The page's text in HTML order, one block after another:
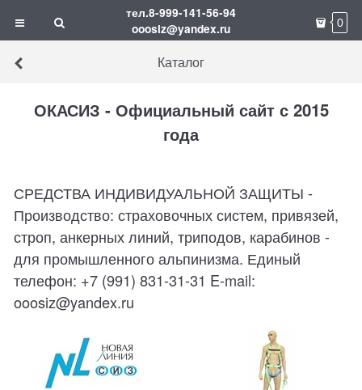
тел.8-999-141-56-94
ooosiz@yandex.ru
0
Каталог
ОКАСИЗ - Официальный сайт с 2015
года
СРЕДСТВА ИНДИВИДУАЛЬНОЙ ЗАЩИТЫ -
Производство: страховочных систем, привязей,
строп, анкерных линий, триподов, карабинов -
для промышленного альпинизма. Единый
телефон: +7 (991) 831-31-31 E-mail:
ooosiz@yandex.ru